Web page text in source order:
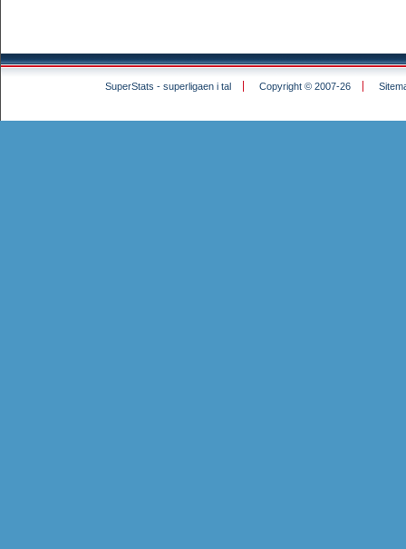
SuperStats - superligaen i tal Copyright © 2007-26